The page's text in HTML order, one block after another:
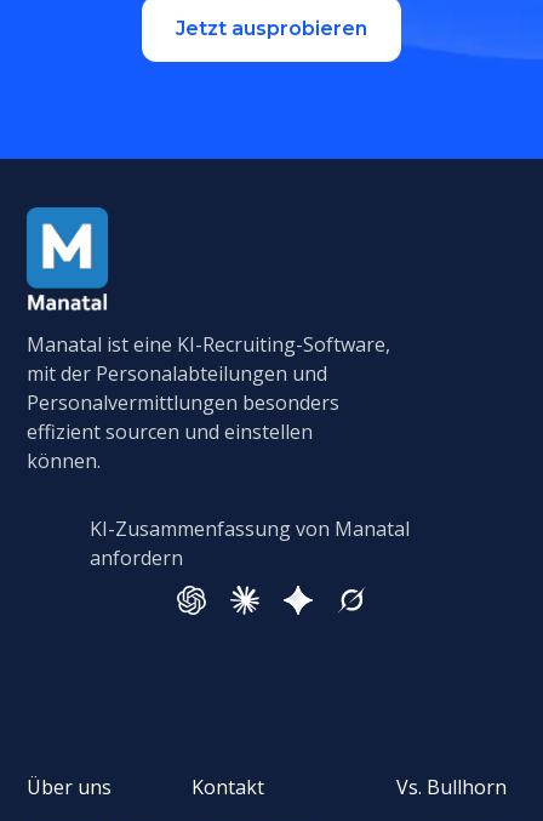
Jetzt ausprobieren
Manatal ist eine KI-Recruiting-Software,
mit der Personalabteilungen und
Personalvermittlungen besonders
effizient sourcen und einstellen
können.
KI-Zusammenfassung von Manatal
anfordern
Über uns
Kontakt
Vs. Bullhorn